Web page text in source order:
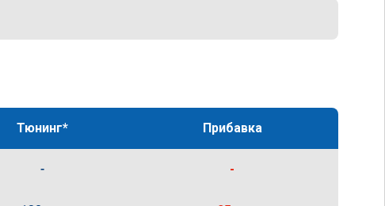
Тюнинг* Прибавка
- -